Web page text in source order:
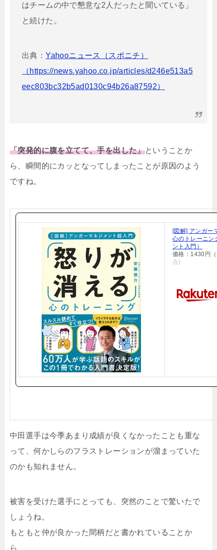
はチームの中で懇意な2人だったと聞いている」
と続けた。
出典：Yahooニュース（スポニチ）
（https://news.yahoo.co.jp/articles/d246e513a5
eec803bc32b5ad0130c94b26a87592）
「突発的に腹を立てて、手を出した」ということか
ら、瞬間的にカッとなってしまったことが原因のよう
ですね。
[図解] アンガー
心のトレーニン
ント入門）
価格：1430円
点)
中田選手は今季あまり成績が良くなかったことも重な
って、何かしらのフラストレーションが溜まっていた
のかも知れません。
被害を受けた選手にとっても、突然のことで驚いたで
しょうね。
もともと仲が良かった間柄だと書かれていることか
ら、